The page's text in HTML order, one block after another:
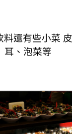
料還有些小菜
耳、泡菜等